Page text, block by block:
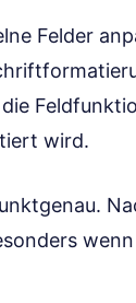
Felder
die
wird.